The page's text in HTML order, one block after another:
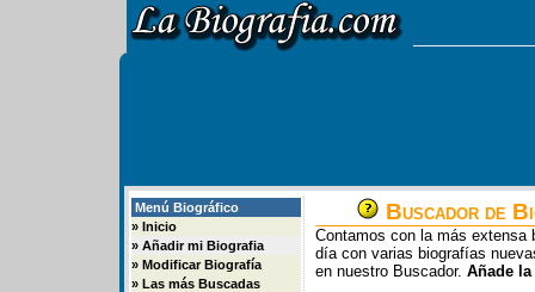
Menú Biográfico
» Inicio
» Añadir mi Biografia
» Modificar Biografía
» Las más Buscadas
Buscador de
Contamos con la más extensa
día con varias biografías
en nuestro Buscador. Añade